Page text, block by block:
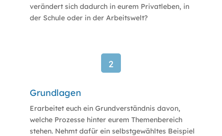
verändert sich dadurch in eurem Privatleben, in
der Schule oder in der Arbeitswelt?
2
Grundlagen
Erarbeitet euch ein Grundverständnis davon,
welche Prozesse hinter eurem Themenbereich
stehen. Nehmt dafür ein selbstgewähltes Beispiel